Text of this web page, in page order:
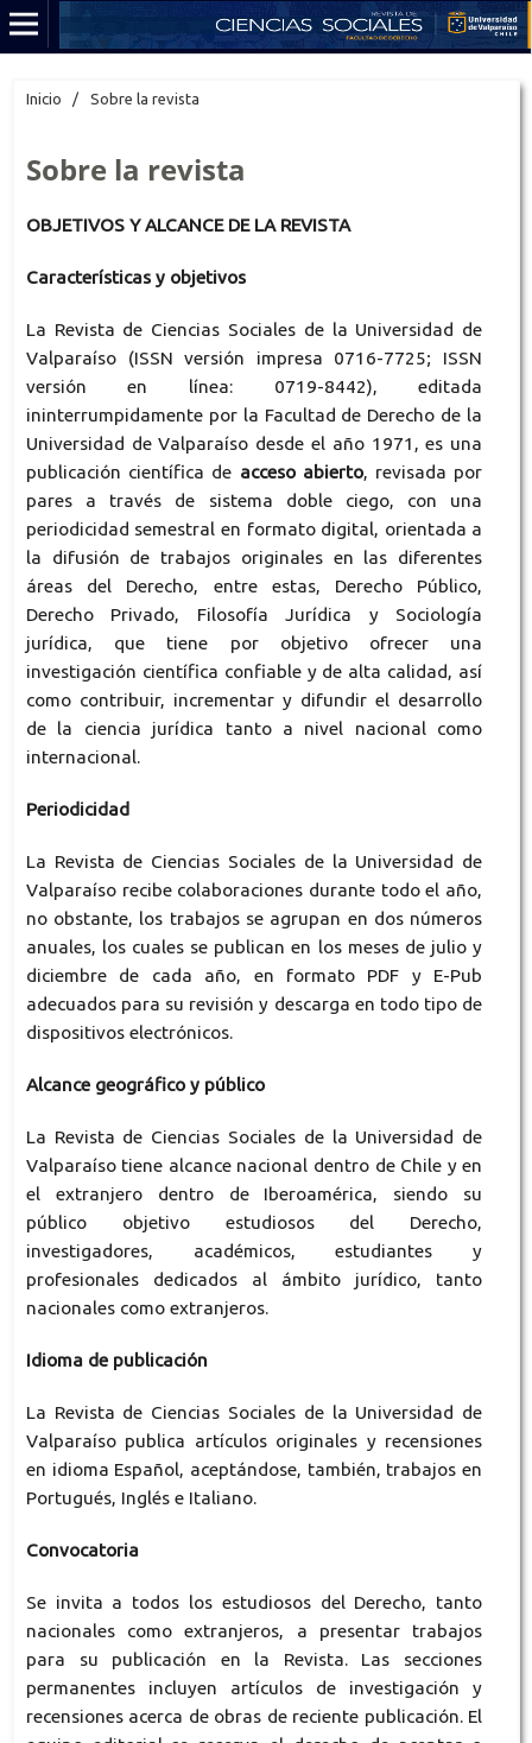
Inicio / Sobre la revista
Sobre la revista
OBJETIVOS Y ALCANCE DE LA REVISTA
Características y objetivos
La Revista de Ciencias Sociales de la Universidad de
Valparaíso (ISSN versión impresa 0716-7725; ISSN
versión en línea: 0719-8442),editada
ininterrumpidamente por la Facultad de Derecho de la
Universidad de Valparaíso desde el año 1971, es una
publicación científica de acceso abierto, revisada por
pares a través de sistema doble ciego, con una
periodicidad semestral en formato digital, orientada a
la difusión de trabajos originales en las diferentes
áreas del Derecho, entre estas, Derecho Público,
Derecho Privado, Filosofía Jurídica y Sociología
jurídica, que tiene por objetivo ofrecer una
investigación científica confiable y de alta calidad, así
como contribuir, incrementar y difundir el desarrollo
de la ciencia jurídica tanto a nivel nacional como
internacional.
Periodicidad
La Revista de Ciencias Sociales de la Universidad de
Valparaíso recibe colaboraciones durante todo el año,
no obstante, los trabajos se agrupan en dos números
anuales, los cuales se publican en los meses de julio y
diciembre de cada año, en formato PDF y E-Pub
adecuados para su revisión y descarga en todo tipo de
dispositivos electrónicos.
Alcance geográfico y público
La Revista de Ciencias Sociales de la Universidad de
Valparaíso tiene alcance nacional dentro de Chile y en
el extranjero dentro de Iberoamérica, siendo su
público objetivo estudiosos del Derecho,
investigadores, académicos, estudiantes y
profesionales dedicados al ámbito jurídico, tanto
nacionales como extranjeros.
Idioma de publicación
La Revista de Ciencias Sociales de la Universidad de
Valparaíso publica artículos originales y recensiones
en idioma Español, aceptándose, también, trabajos en
Portugués, Inglés e Italiano.
Convocatoria
Se invita a todos los estudiosos del Derecho, tanto
nacionales como extranjeros, a presentar trabajos
para su publicación en la Revista. Las secciones
permanentes incluyen artículos de investigación y
recensiones acerca de obras de reciente publicación. El